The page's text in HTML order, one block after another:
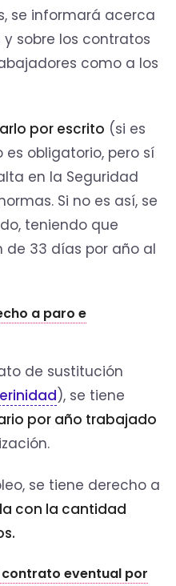
se informará acerca
sobre los contratos
como a los
por escrito (si es
obligatorio, pero sí
en la Seguridad
Si no es así, se
teniendo que
de 33 días por año al
a paro e
de sustitución
), se tiene
por año trabajado
se tiene derecho a
con la cantidad
eventual por